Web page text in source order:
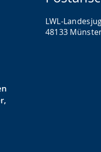
LWL-
48133